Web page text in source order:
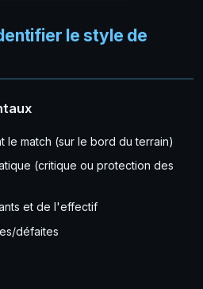
le style de
le match (sur le bord du terrain)
(critique ou protection des
et de l'effectif
défaites